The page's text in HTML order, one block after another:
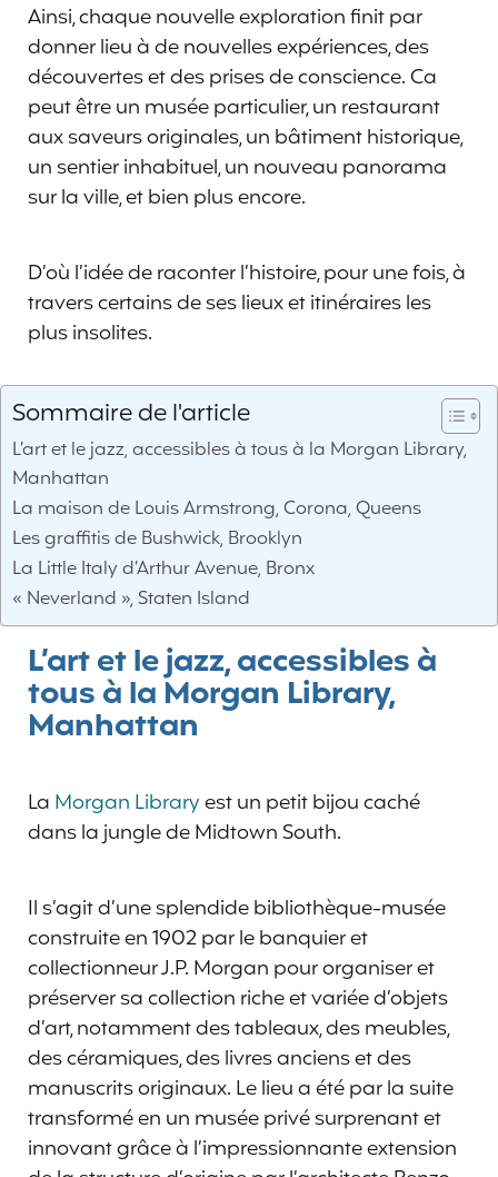
Ainsi, chaque nouvelle exploration finit par
donner lieu à de nouvelles expériences, des
découvertes et des prises de conscience. Ca
peut être un musée particulier, un restaurant
aux saveurs originales, un bâtiment historique,
un sentier inhabituel, un nouveau panorama
sur la ville, et bien plus encore.
D’où l’idée de raconter l’histoire, pour une fois, à
travers certains de ses lieux et itinéraires les
plus insolites.
Sommaire de l'article
L’art et le jazz, accessibles à tous à la Morgan Library,
Manhattan
La maison de Louis Armstrong, Corona, Queens
Les graffitis de Bushwick, Brooklyn
La Little Italy d’Arthur Avenue, Bronx
« Neverland », Staten Island
L’art et le jazz, accessibles à
tous à la Morgan Library,
Manhattan
La Morgan Libraryest un petit bijou caché
dans la jungle de Midtown South.
Il s’agit d’une splendide bibliothèque-musée
construite en 1902 par le banquier et
collectionneur J.P. Morgan pour organiser et
préserver sa collection riche et variée d’objets
d’art, notamment des tableaux, des meubles,
des céramiques, des livres anciens et des
manuscrits originaux. Le lieu a été par la suite
transformé en un musée privé surprenant et
innovant grâce à l’impressionnante extension